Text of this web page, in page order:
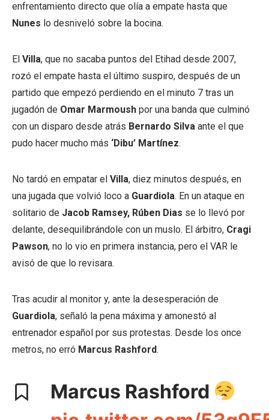
enfrentamiento directo que olía a empate hasta que
Nunes lo desniveló sobre la bocina.
El Villa, que no sacaba puntos del Etihad desde 2007,
rozó el empate hasta el último suspiro, después de un
partido que empezó perdiendo en el minuto 7 tras un
jugadón de Omar Marmoush por una banda que culminó
con un disparo desde atrás Bernardo Silva ante el que
pudo hacer mucho más ‘Dibu’ Martínez.
No tardó en empatar el Villa, diez minutos después, en
una jugada que volvió loco a Guardiola. En un ataque en
solitario de Jacob Ramsey, Rúben Dias se lo llevó por
delante, desequilibrándole con un muslo. El árbitro, Cragi
Pawson, no lo vio en primera instancia, pero el VAR le
avisó de que lo revisara.
Tras acudir al monitor y, ante la desesperación de
Guardiola, señaló la pena máxima y amonestó al
entrenador español por sus protestas. Desde los once
metros, no erró Marcus Rashford.
Marcus Rashford